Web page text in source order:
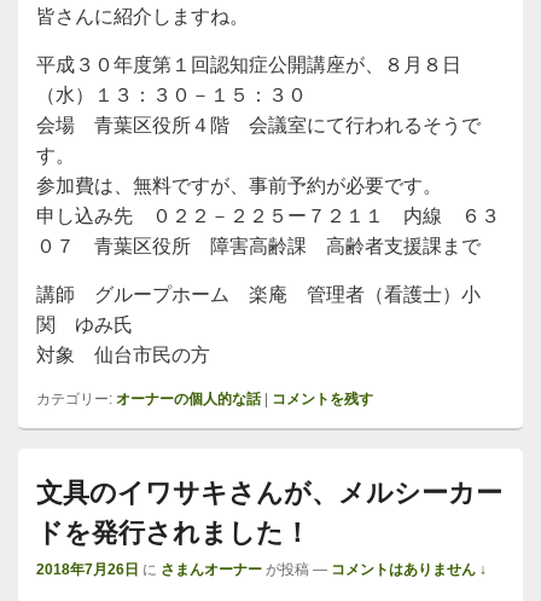
皆さんに紹介しますね。
平成３０年度第１回認知症公開講座が、８月８日
（水）１３：３０－１５：３０
会場 青葉区役所４階 会議室にて行われるそうで
す。
参加費は、無料ですが、事前予約が必要です。
申し込み先 ０２２－２２５ー７２１１ 内線 ６３
０７ 青葉区役所 障害高齢課 高齢者支援課まで
講師 グループホーム 楽庵 管理者（看護士）小
関 ゆみ氏
対象 仙台市民の方
カテゴリー: オーナーの個人的な話 | コメントを残す
文具のイワサキさんが、メルシーカー
ドを発行されました！
2018年7月26日 に さまんオーナー が投稿 — コメントはありません ↓